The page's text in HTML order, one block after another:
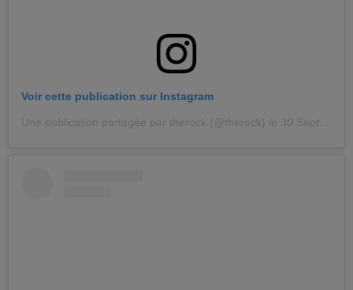
Voir cette publication sur Instagram
Une publication partagée par therock (@therock) le 30 Sept. 2020 à 6 :28 PDT